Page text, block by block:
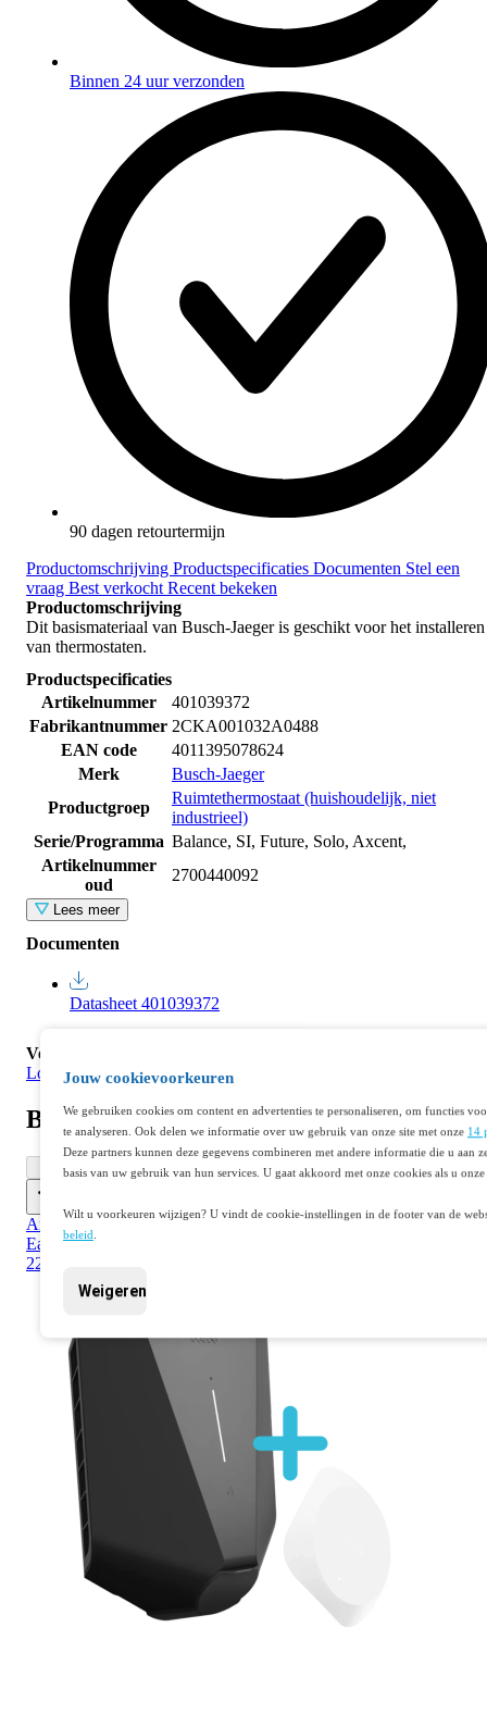
Jouw cookievoorkeuren
We gebruiken cookies om content en advertenties te personaliseren, om functies
te analyseren. Ook delen we informatie over uw gebruik van onze site met onze 14
Deze partners kunnen deze gegevens combineren met andere informatie die u aan
basis van uw gebruik van hun services. U gaat akkoord met onze cookies als u
Wilt u voorkeuren wijzigen? U vindt de cookie-instellingen in de footer van de
beleid
Weigeren
Binnen 24 uur verzonden
90 dagen retourtermijn
Productomschrijving Productspecificaties Documenten Stel een
vraag Best verkocht Recent bekeken
Productomschrijving
Dit basismateriaal van Busch-Jaeger is geschikt voor het installeren
van thermostaten.
Productspecificaties
Artikelnummer
401039372
Fabrikantnummer 2CKA001032A0488
EAN code
4011395078624
Merk
Busch-Jaeger
Productgroep
Ruimtethermostaat (huishoudelijk, niet
industrieel)
Serie/Programma Balance, SI, Future, Solo, Axcent,
Artikelnummer
oud
2700440092
Lees meer
Documenten
Datasheet 401039372
Veelgestelde vragen
Log inofmaak een account aan
Best verkocht
Artikelnr. 401328863
Easee loadbalancing bundel - Charge Up loadbalancing bundel
22kW type 2 socket - zwart